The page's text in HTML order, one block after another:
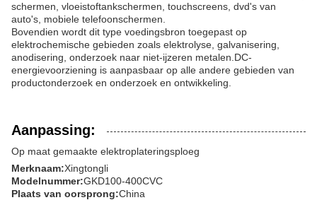
schermen, vloeistoftankschermen, touchscreens, dvd's van
auto's, mobiele telefoonschermen.
Bovendien wordt dit type voedingsbron toegepast op
elektrochemische gebieden zoals elektrolyse, galvanisering,
anodisering, onderzoek naar niet-ijzeren metalen.DC-
energievoorziening is aanpasbaar op alle andere gebieden van
productonderzoek en onderzoek en ontwikkeling.
Aanpassing:
Op maat gemaakte elektroplateringsploeg
Merknaam:Xingtongli
Modelnummer:GKD100-400CVC
Plaats van oorsprong:China